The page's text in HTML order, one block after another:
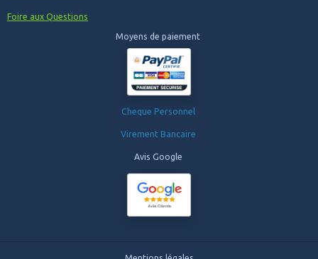
Foire aux Questions
Moyens de paiement
Cheque Personnel
Virement Bancaire
Avis Google